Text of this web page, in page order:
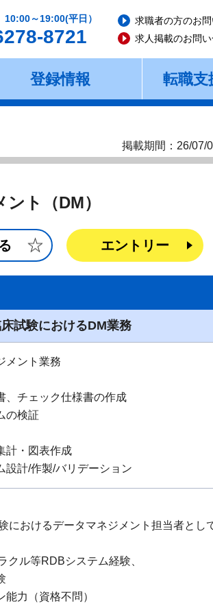
10:00～19:00(平日）
8721
求職者の方のお
求人掲載のお問
登録情報 転職支
掲載期間：26/
ト（DM）
エントリー
試験におけるDM業務
メント業務
、チェック仕様書の作成
の検証
計・図表作成
設計/作製/バリデーション
におけるデータマネジメント担当者とし
クル等RDBシステム経験、
能力（資格不問）